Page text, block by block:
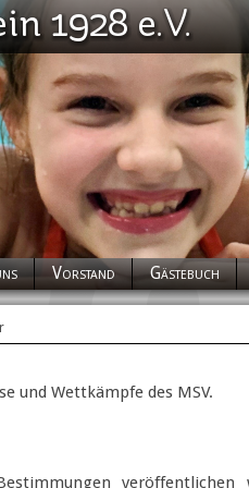
Vorstand Gästebuch
und Wettkämpfe des MSV.